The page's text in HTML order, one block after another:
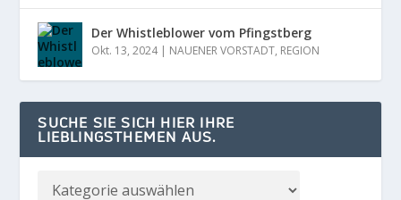
Der Whistleblower vom Pfingstberg
Okt. 13, 2024| NAUENER VORSTADT, REGION
SUCHE SIE SICH HIER IHRE
LIEBLINGSTHEMEN AUS.